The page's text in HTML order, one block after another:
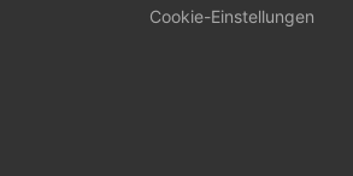
Cookie-Einstellungen